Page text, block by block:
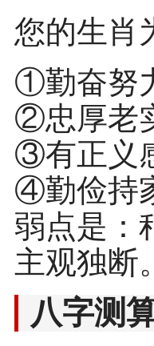
您的生肖
①勤奋努
②忠厚老
③有正义
④勤俭持
弱点是：
主观独断。
八字测